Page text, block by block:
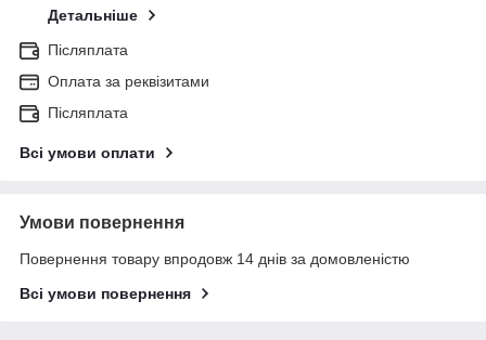
Детальніше
Післяплата
Оплата за реквізитами
Післяплата
Всі умови оплати
Умови повернення
Повернення товару впродовж 14 днів за домовленістю
Всі умови повернення